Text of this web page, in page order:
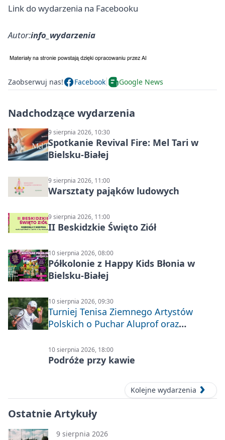
Link do wydarzenia na Facebooku
Autor:info_wydarzenia
Zaobserwuj nas! Facebook Google News
Nadchodzące wydarzenia
9 sierpnia 2026, 10:30
Spotkanie Revival Fire: Mel Tari w
Bielsku-Białej
9 sierpnia 2026, 11:00
Warsztaty pająków ludowych
9 sierpnia 2026, 11:00
II Beskidzkie Święto Ziół
10 sierpnia 2026, 08:00
Półkolonie z Happy Kids Błonia w
Bielsku-Białej
10 sierpnia 2026, 09:30
Turniej Tenisa Ziemnego Artystów
Polskich o Puchar Aluprof oraz
Puchar Prezydenta Miasta Bielska-
Białej
10 sierpnia 2026, 18:00
Podróże przy kawie
Kolejne wydarzenia
Ostatnie Artykuły
9 sierpnia 2026